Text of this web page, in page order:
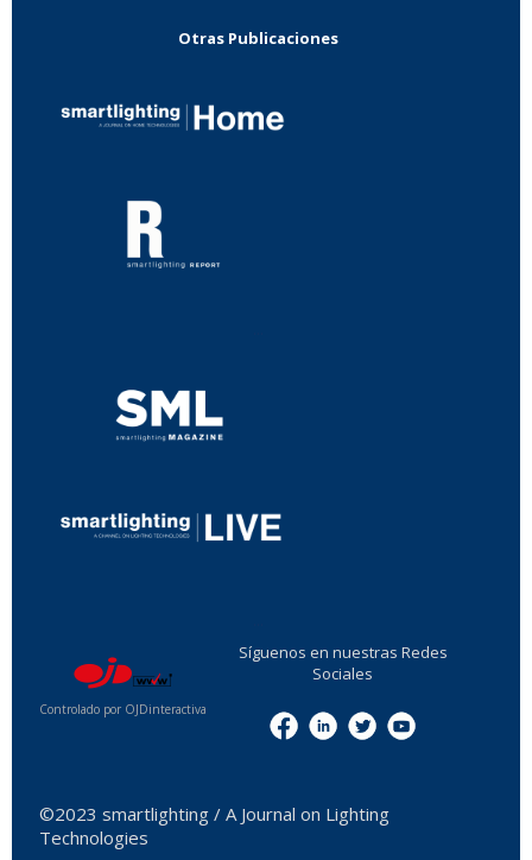
Otras Publicaciones
Controlado por OJDinteractiva
Síguenos en nuestras Redes
Sociales
©2023 smartlighting / A Journal on Lighting
Technologies